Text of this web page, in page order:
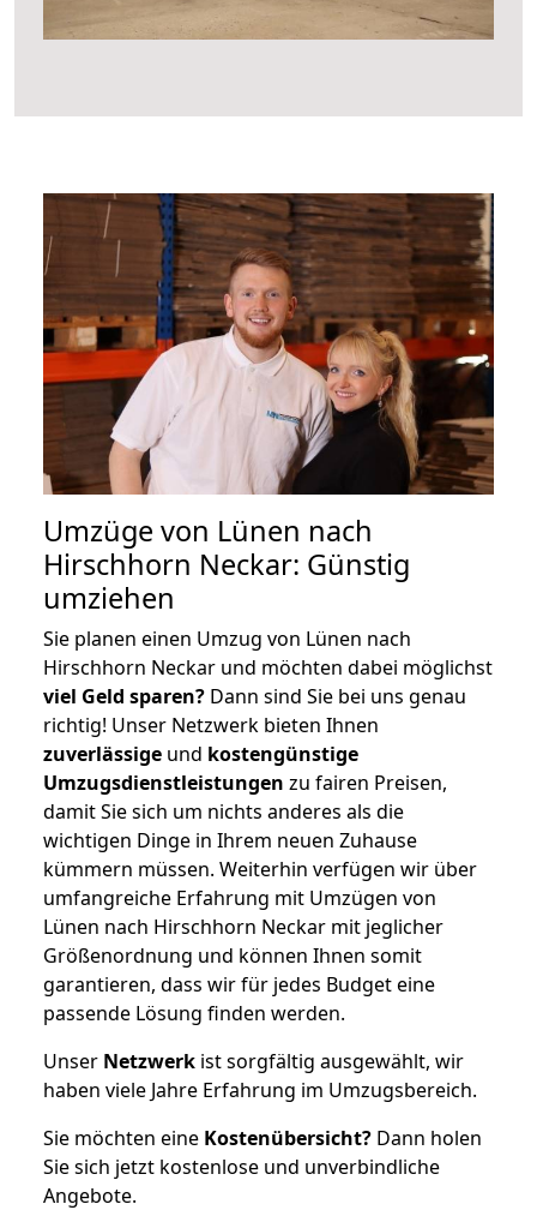
Umzüge von Lünen nach
Hirschhorn Neckar: Günstig
umziehen
Sie planen einen Umzug von Lünen nach
Hirschhorn Neckar und möchten dabei möglichst
viel Geld sparen? Dann sind Sie bei uns genau
richtig! Unser Netzwerk bieten Ihnen
zuverlässige und kostengünstige
Umzugsdienstleistungen zu fairen Preisen,
damit Sie sich um nichts anderes als die
wichtigen Dinge in Ihrem neuen Zuhause
kümmern müssen. Weiterhin verfügen wir über
umfangreiche Erfahrung mit Umzügen von
Lünen nach Hirschhorn Neckar mit jeglicher
Größenordnung und können Ihnen somit
garantieren, dass wir für jedes Budget eine
passende Lösung finden werden.
Unser Netzwerk ist sorgfältig ausgewählt, wir
haben viele Jahre Erfahrung im Umzugsbereich.
Sie möchten eine Kostenübersicht? Dann holen
Sie sich jetzt kostenlose und unverbindliche
Angebote.